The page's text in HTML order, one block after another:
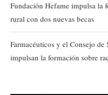
Fundación Hefame impulsa la
rural con dos nuevas becas
Farmacéuticos y el Consejo de
impulsan la formación sobre